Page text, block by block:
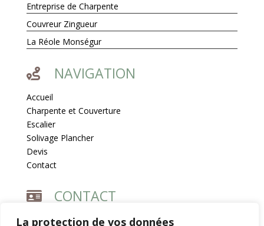
La protection de vos données
Entreprise de Charpente
Couvreur Zingueur
La Réole Monségur
 NAVIGATION
Accueil
Charpente et Couverture
Escalier
Solivage Plancher
Devis
Contact
 CONTACT
 1 Les Guillebaux, 33190 Fossès-et-Baleyssac